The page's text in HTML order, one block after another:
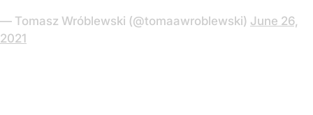
— Tomasz Wróblewski (@tomaawroblewski) June 26,
2021